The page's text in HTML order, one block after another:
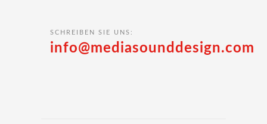
SCHREIBEN SIE UNS:
info@mediasounddesign.com